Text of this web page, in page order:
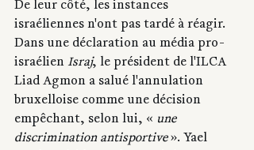
De leur côté, les instances
israéliennes n'ont pas tardé à réagir.
Dans une déclaration au média pro-
israélien Israj, le président de l'ILCA
Liad Agmon a salué l'annulation
bruxelloise comme une décision
empêchant, selon lui, « une
discrimination antisportive ». Yael